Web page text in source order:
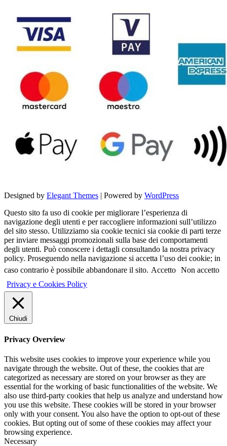
Designed by Elegant Themes | Powered by WordPress
Questo sito fa uso di cookie per migliorare l’esperienza di
navigazione degli utenti e per raccogliere informazioni sull’utilizzo
del sito stesso. Utilizziamo sia cookie tecnici sia cookie di parti terze
per inviare messaggi promozionali sulla base dei comportamenti
degli utenti. Può conoscere i dettagli consultando la nostra privacy
policy. Proseguendo nella navigazione si accetta l’uso dei cookie; in
caso contrario è possibile abbandonare il sito. Accetto Non accetto
Privacy e Cookies Policy
Chiudi
Privacy Overview
This website uses cookies to improve your experience while you
navigate through the website. Out of these, the cookies that are
categorized as necessary are stored on your browser as they are
essential for the working of basic functionalities of the website. We
also use third-party cookies that help us analyze and understand how
you use this website. These cookies will be stored in your browser
only with your consent. You also have the option to opt-out of these
cookies. But opting out of some of these cookies may affect your
browsing experience.
Necessary